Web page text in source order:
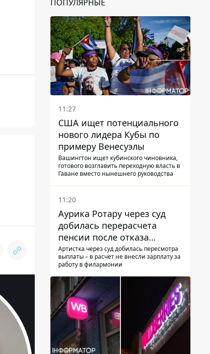
ПОПУЛЯРНЫЕ
11:27
США ищет потенциального
нового лидера Кубы по
примеру Венесуэлы
Вашингтон ищет кубинского чиновника,
готового возглавить переходную власть в
Гаване вместо нынешнего руководства
11:20
Аурика Ротару через суд
добилась перерасчета
пенсии после отказа
Пенсионного фонда
Артистка через суд добилась пересмотра
выплаты – в расчет не внесли зарплату за
работу в филармонии